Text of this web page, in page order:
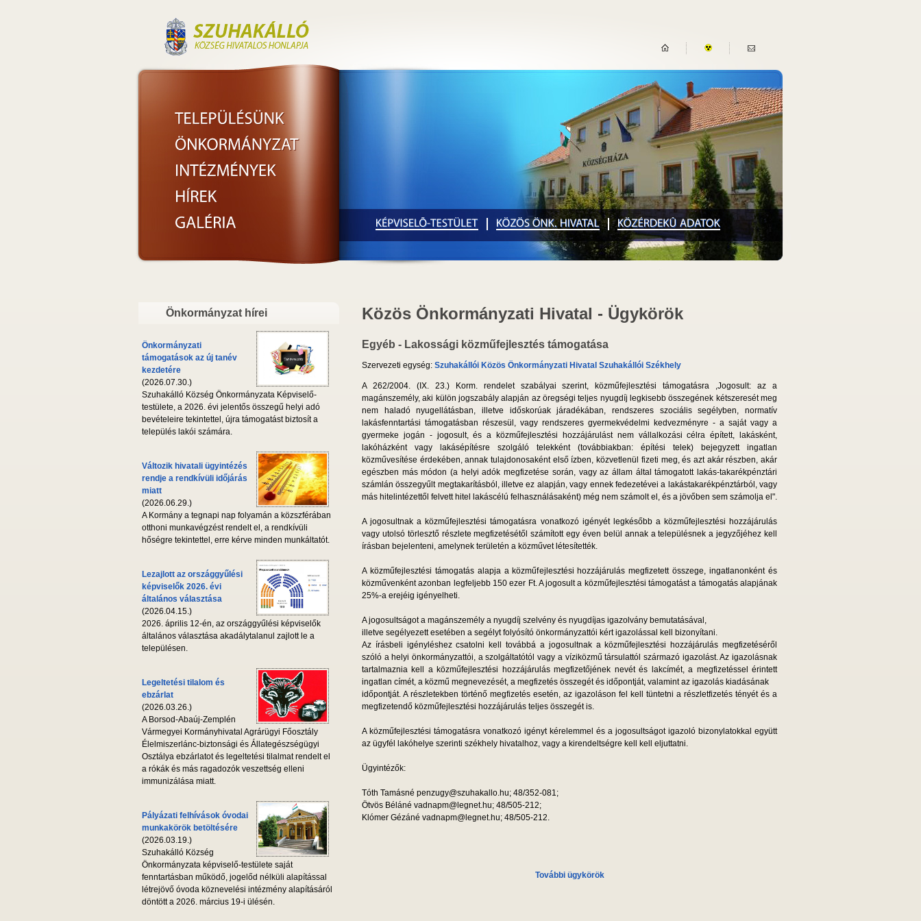
Önkormányzat hírei
Önkormányzati
támogatások az új tanév
kezdetére
(2026.07.30.)
Szuhakálló Község Önkormányzata Képviselő-
testülete, a 2026. évi jelentős összegű helyi adó
bevételeire tekintettel, újra támogatást biztosít a
település lakói számára.
Változik hivatali ügyintézés
rendje a rendkívüli időjárás
miatt
(2026.06.29.)
A Kormány a tegnapi nap folyamán a közszférában
otthoni munkavégzést rendelt el, a rendkívüli
hőségre tekintettel, erre kérve minden munkáltatót.
Lezajlott az országgyűlési
képviselők 2026. évi
általános választása
(2026.04.15.)
2026. április 12-én, az országgyűlési képviselők
általános választása akadálytalanul zajlott le a
településen.
Legeltetési tilalom és
ebzárlat
(2026.03.26.)
A Borsod-Abaúj-Zemplén
Vármegyei Kormányhivatal Agrárügyi Főosztály
Élelmiszerlánc-biztonsági és Állategészségügyi
Osztálya ebzárlatot és legeltetési tilalmat rendelt el
a rókák és más ragadozók veszettség elleni
immunizálása miatt.
Pályázati felhívások óvodai
munkakörök betöltésére
(2026.03.19.)
Szuhakálló Község
Önkormányzata képviselő-testülete saját
fenntartásban működő, jogelőd nélküli alapítással
létrejövő óvoda köznevelési intézmény alapításáról
döntött a 2026. március 19-i ülésén.
Közös Önkormányzati Hivatal - Ügykörök
Egyéb - Lakossági közműfejlesztés támogatása
Szervezeti egység: Szuhakállói Közös Önkormányzati Hivatal Szuhakállói Székhely
A 262/2004. (IX. 23.) Korm. rendelet szabályai szerint, közműfejlesztési támogatásra ,Jogosult: az a
magánszemély, aki külön jogszabály alapján az öregségi teljes nyugdíj legkisebb összegének kétszeresét meg
nem haladó nyugellátásban, illetve időskorúak járadékában, rendszeres szociális segélyben, normatív
lakásfenntartási támogatásban részesül, vagy rendszeres gyermekvédelmi kedvezményre - a saját vagy a
gyermeke jogán - jogosult, és a közműfejlesztési hozzájárulást nem vállalkozási célra épített, lakásként,
lakóházként vagy lakásépítésre szolgáló telekként (továbbiakban: építési telek) bejegyzett ingatlan
közművesítése érdekében, annak tulajdonosaként első ízben, közvetlenül fizeti meg, és azt akár részben, akár
egészben más módon (a helyi adók megfizetése során, vagy az állam által támogatott lakás-takarékpénztári
számlán összegyűlt megtakarításból, illetve ez alapján, vagy ennek fedezetévei a lakás­takarékpénztárból, vagy
más hitelintézettől felvett hitel lakáscélú felhasználásaként) még nem számolt el, és a jövőben sem számolja el".
A jogosultnak a közműfejlesztési támogatásra vonatkozó igényét legkésőbb a közműfejlesztési hozzájárulás
vagy utolsó törlesztő részlete megfizetésétől számított egy éven belül annak a településnek a jegyzőjéhez kell
írásban bejelenteni, amelynek területén a közművet létesítették.
A közműfejlesztési támogatás alapja a közműfejlesztési hozzájárulás megfizetett összege, ingatlanonként és
közművenként azonban legfeljebb 150 ezer Ft. A jogosult a közműfejlesztési támogatást a támogatás alapjának
25%-a erejéig igényelheti.
A jogosultságot a magánszemély a nyugdíj szelvény és nyugdíjas igazolvány bemutatásával,
illetve segélyezett esetében a segélyt folyósító önkormányzattói kért igazolással kell bizonyítani.
Az írásbeli igényléshez csatolni kell továbbá a jogosultnak a közműfejlesztési hozzájárulás megfizetéséről
szóló a helyi önkormányzattói, a szolgáltatótól vagy a víziközmű társulattól származó igazolást. Az igazolásnak
tartalmaznia kell a közműfejlesztési hozzájárulás megfizetőjének nevét és lakcímét, a megfizetéssel érintett
ingatlan címét, a közmű megnevezését, a megfizetés összegét és időpontját, valamint az igazolás kiadásának
időpontját. A részletekben történő megfizetés esetén, az igazoláson fel kell tüntetni a részletfizetés tényét és a
megfizetendő közműfejlesztési hozzájárulás teljes összegét is.
A közműfejlesztési támogatásra vonatkozó igényt kérelemmel és a jogosultságot igazoló bizonylatokkal együtt
az ügyfél lakóhelye szerinti székhely hivatalhoz, vagy a kirendeltségre kell kell eljuttatni.
Ügyintézők:
Tóth Tamásné penzugy@szuhakallo.hu; 48/352-081;
Ötvös Béláné vadnapm@legnet.hu; 48/505-212;
Klómer Gézáné vadnapm@legnet.hu; 48/505-212.
További ügykörök